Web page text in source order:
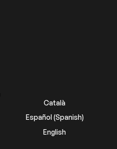
Català
Español (Spanish)
English